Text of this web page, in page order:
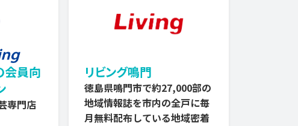
会員向
専門店
リビング鳴門
徳島県鳴門市で約27,000部の
地域情報誌を市内の全戸に毎
月無料配布している地域密着